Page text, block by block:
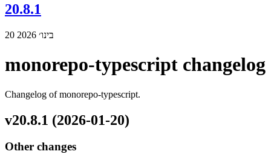
20.8.1
20 בינו׳ 2026
monorepo-typescript changelog
Changelog of monorepo-typescript.
v20.8.1 (2026-01-20)
Other changes